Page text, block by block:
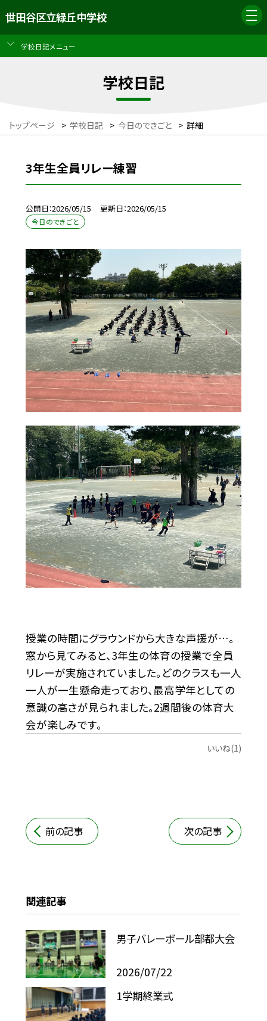
世田谷区立緑丘中学校
学校日記メニュー
学校日記
トップページ > 学校日記 > 今日のできごと > 詳細
3年生全員リレー練習
公開日 2026/05/15 更新日 2026/05/15
今日のできごと
授業の時間にグラウンドから大きな声援が…。
窓から見てみると、3年生の体育の授業で全員
リレーが実施されていました。どのクラスも一人
一人が一生懸命走っており、最高学年としての
意識の高さが見られました。2週間後の体育大
会が楽しみです。
いいね(1)
前の記事 次の記事
関連記事
男子バレーボール部都大会
2026/07/22
1学期終業式